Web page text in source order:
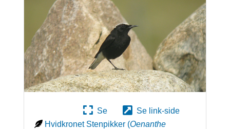
Se
Se link-side
Hvidkronet Stenpikker (Oenanthe